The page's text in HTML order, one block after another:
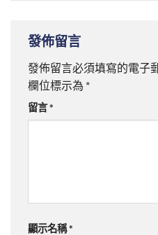
發佈留言
發佈留言必須填寫的電子
欄位標示為 *
留言*
顯示名稱*